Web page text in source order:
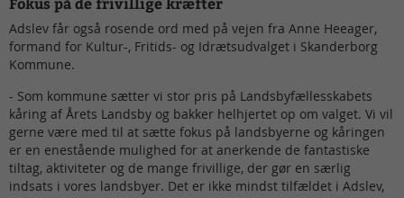
Adslev får også rosende ord med på vejen fra Anne Heeager,
formand for Kultur-, Fritids- og Idrætsudvalget i Skanderborg
Kommune.
- Som kommune sætter vi stor pris på Landsbyfællesskabets
kåring af Årets Landsby og bakker helhjertet op om valget. Vi vil
gerne være med til at sætte fokus på landsbyerne og kåringen
er en enestående mulighed for at anerkende de fantastiske
tiltag, aktiviteter og de mange frivillige, der gør en særlig
indsats i vores landsbyer. Det er ikke mindst tilfældet i Adslev,